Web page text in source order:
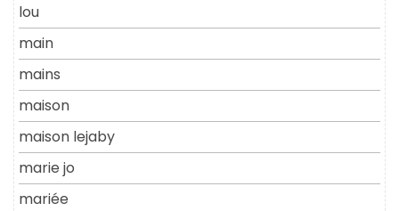
lou
main
mains
maison
maison lejaby
marie jo
mariée